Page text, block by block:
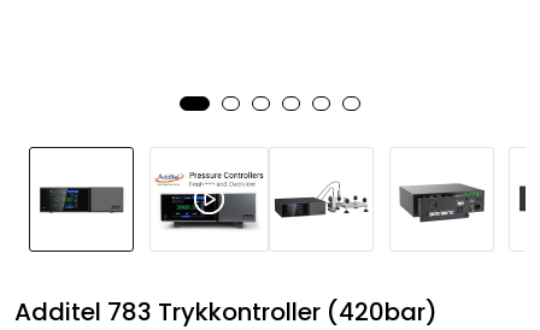
Additel 783 Trykkontroller (420bar)
Navigasjon & Kommunikasjon
Maskinvern & Instrumentering